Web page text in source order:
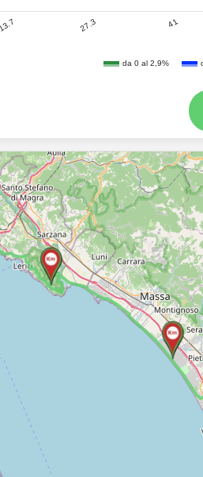
da 0 al 2,9%
13.7 27.3 41